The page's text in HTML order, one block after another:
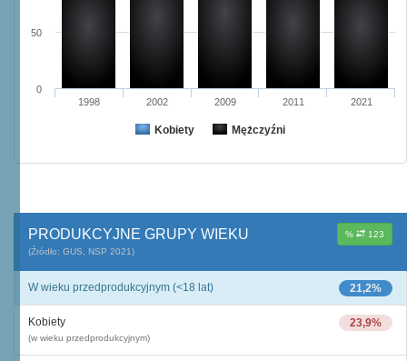
Kobiety Mężczyźni
1998 2002 2009 2011 2021
0
50
% 123
PRODUKCYJNE GRUPY WIEKU
(Źródło: GUS, NSP 2021)
21,2%
W wieku przedprodukcyjnym (<18 lat)
23,9%
Kobiety
(w wieku przedprodukcyjnym)